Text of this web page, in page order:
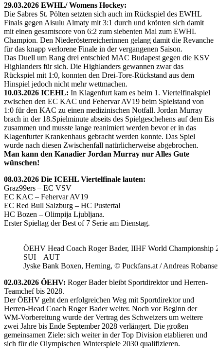
29.03.2026 EWHL/ Womens Hockey:
Die Sabres St. Pölten setzten sich auch im Rückspiel des EWHL
Finals gegen Aisulu Almaty mit 3:1 durch und krönten sich damit
mit einen gesamtscore von 6:2 zum siebenten Mal zum EWHL
Champion. Den Niederösterreicherinnen gelang damit die Revanche
für das knapp verlorene Finale in der vergangenen Saison.
Das Duell um Rang drei entschied MAC Budapest gegen die KSV
Highlanders für sich. Die Highlanders gewannen zwar das
Rückspiel mit 1:0, konnten den Drei-Tore-Rückstand aus dem
Hinspiel jedoch nicht mehr wettmachen.
10.03.2026 ICEHL: In Klagenfurt kam es beim 1. Viertelfinalspiel
zwischen den EC KAC und Fehervar AV19 beim Spielstand von
1:0 für den KAC zu einen medizinischen Notfall. Jordan Murray
brach in der 18.Spielminute abseits des Spielgeschehens auf dem Eis
zusammen und musste lange reanimiert werden bevor er in das
Klagenfurter Krankenhaus gebracht werden konnte. Das Spiel
wurde nach diesen Zwischenfall natürlicherweise abgebrochen.
Man kann den Kanadier Jordan Murray nur Alles Gute
wünschen!
08.03.2026 Die ICEHL Viertelfinale lauten:
Graz99ers – EC VSV
EC KAC – Fehervar AV19
EC Red Bull Salzburg – HC Pustertal
HC Bozen – Olimpija Ljubljana.
Erster Spieltag der Best of 7 Serie am Dienstag.
ÖEHV Head Coach Roger Bader, IIHF World Championship
SUI – AUT
Jyske Bank Boxen, Herning, © Puckfans.at / Andreas
02.03.2026 ÖEHV: Roger Bader bleibt Sportdirektor und Herren-
Teamchef bis 2028.
Der ÖEHV geht den erfolgreichen Weg mit Sportdirektor und
Herren-Head Coach Roger Bader weiter. Noch vor Beginn der
WM-Vorbereitung wurde der Vertrag des Schweizers um weitere
zwei Jahre bis Ende September 2028 verlängert. Die großen
gemeinsamen Ziele: sich weiter in der Top Division etablieren und
sich für die Olympischen Winterspiele 2030 qualifizieren.